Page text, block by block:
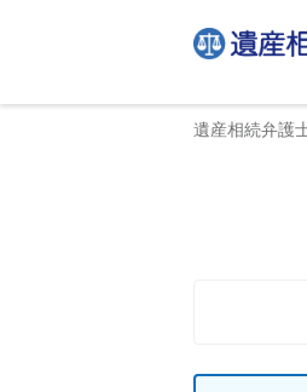
遺産相続弁護